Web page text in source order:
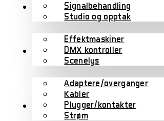
Signalbehandling
Studio og opptak
Lys
Effektmaskiner
DMX kontroller
Scenelys
Kabler
Adaptere/overganger
Kabler
Plugger/kontakter
Strøm
Scene/rigg